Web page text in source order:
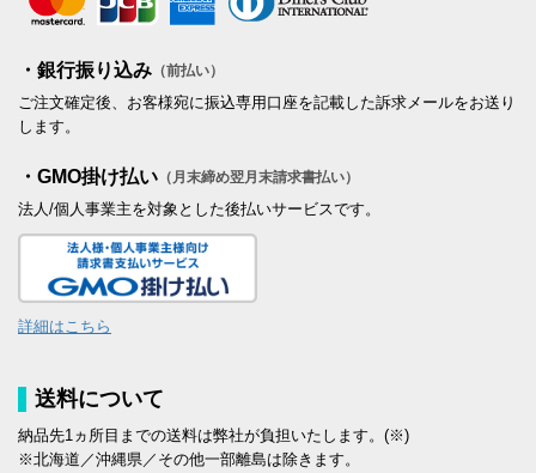
・銀行振り込み （前払い）
ご注文確定後、お客様宛に振込専用口座を記載した訴求メールをお送り
します。
・GMO掛け払い （月末締め翌月末請求書払い）
法人/個人事業主を対象とした後払いサービスです。
詳細はこちら
送料について
納品先1ヵ所目までの送料は弊社が負担いたします。(※)
※北海道／沖縄県／その他一部離島は除きます。